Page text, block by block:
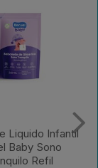
Liquido Infantil
Sem Corante
Refil